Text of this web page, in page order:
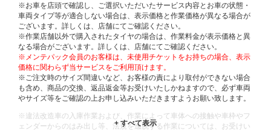
※お車を店頭で確認し、ご選択いただいたサービス内容とお車の状態・
車両タイプ等が適合しない場合は、表示価格と作業価格が異なる場合が
ございます。詳しくは、店舗にてご確認ください。
※作業店舗以外で購入されたタイヤの場合は、作業料金が表示価格と異
なる場合がございます。詳しくは、店舗にてご確認ください。
※メンテパック会員のお客様は、未使用チケットをお持ちの場合、表示
価格に関わらず当サービスをご利用頂けます。
※ご注文時のサイズ間違いなど、お客様の責により取付ができない場合
も含め、商品の交換、返品返金等お受けいたしかねますので、必ず車両
やサイズ等をご確認の上お申し込みいただきますようお願い致します。
※違法改造車の入庫作業および、作業によって車体への接触や車枠やフ
ェンダーからのはみ出し等、法規を逸脱する作業については、お受けい